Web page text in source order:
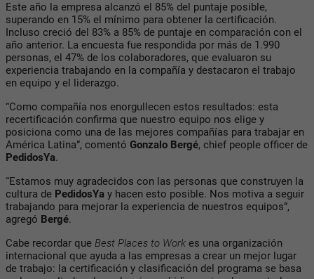
Este año la empresa alcanzó el 85% del puntaje posible,
superando en 15% el mínimo para obtener la certificación.
Incluso creció del 83% a 85% de puntaje en comparación con el
año anterior. La encuesta fue respondida por más de 1.990
personas, el 47% de los colaboradores, que evaluaron su
experiencia trabajando en la compañía y destacaron el trabajo
en equipo y el liderazgo.
“Como compañía nos enorgullecen estos resultados: esta
recertificación confirma que nuestro equipo nos elige y
posiciona como una de las mejores compañías para trabajar en
América Latina”, comentó Gonzalo Bergé, chief people officer de
PedidosYa.
“Estamos muy agradecidos con las personas que construyen la
cultura de PedidosYa y hacen esto posible. Nos motiva a seguir
trabajando para mejorar la experiencia de nuestros equipos”,
agregó Bergé.
Cabe recordar que Best Places to Work es una organización
internacional que ayuda a las empresas a crear un mejor lugar
de trabajo: la certificación y clasificación del programa se basa